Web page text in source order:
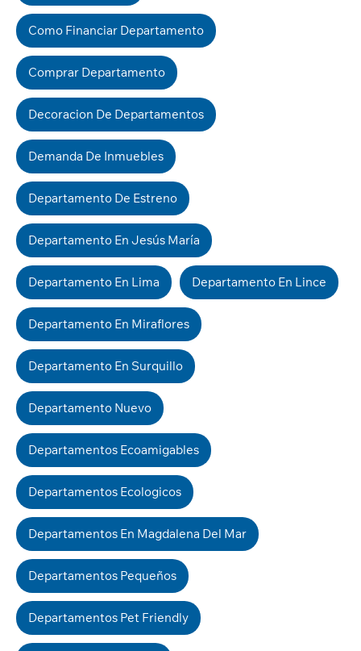
Como Financiar Departamento
Comprar Departamento
Decoracion De Departamentos
Demanda De Inmuebles
Departamento De Estreno
Departamento En Jesús María
Departamento En Lima Departamento En Lince
Departamento En Miraflores
Departamento En Surquillo
Departamento Nuevo
Departamentos Ecoamigables
Departamentos Ecologicos
Departamentos En Magdalena Del Mar
Departamentos Pequeños
Departamentos Pet Friendly